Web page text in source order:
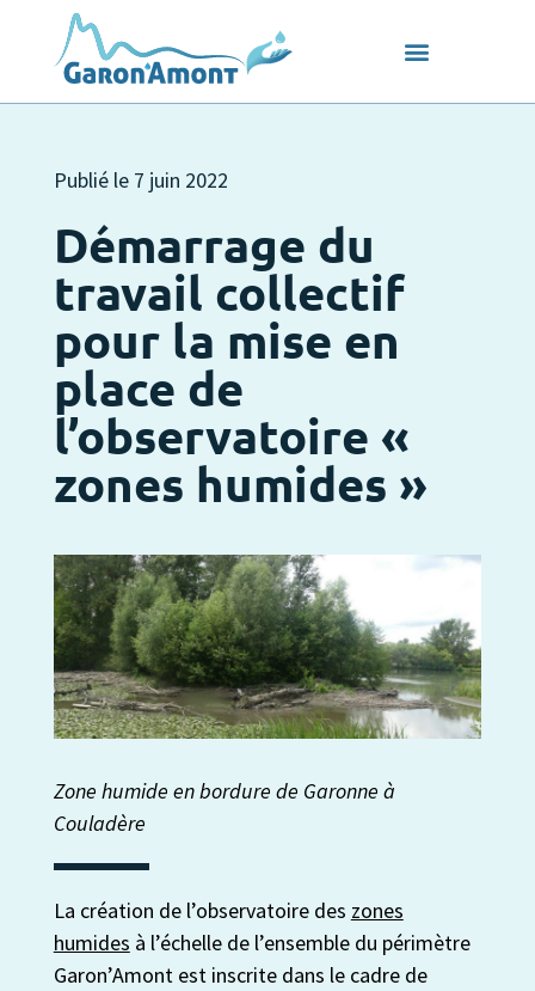
Publié le 7 juin 2022
Démarrage du
travail collectif
pour la mise en
place de
l’observatoire «
zones humides »
Zone humide en bordure de Garonne à
Couladère
La création de l’observatoire des zones
humides à l’échelle de l’ensemble du périmètre
Garon’Amont est inscrite dans le cadre de